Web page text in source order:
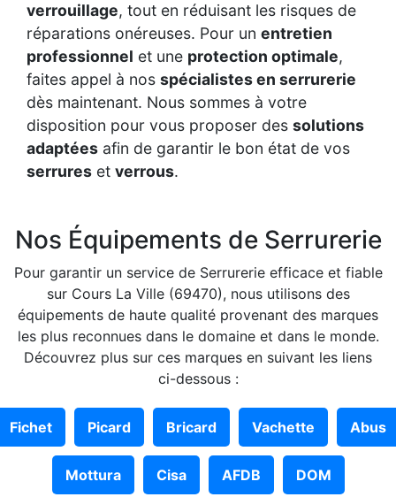
verrouillage, tout en réduisant les risques de
réparations onéreuses. Pour un entretien
professionnel et une protection optimale,
faites appel à nos spécialistes en serrurerie
dès maintenant. Nous sommes à votre
disposition pour vous proposer des solutions
adaptées afin de garantir le bon état de vos
serrures et verrous.
Nos Équipements de Serrurerie
Pour garantir un service de Serrurerie efficace et fiable
sur Cours La Ville (69470), nous utilisons des
équipements de haute qualité provenant des marques
les plus reconnues dans le domaine et dans le monde.
Découvrez plus sur ces marques en suivant les liens
ci-dessous :
Fichet Picard Bricard Vachette Abus
Mottura Cisa AFDB DOM